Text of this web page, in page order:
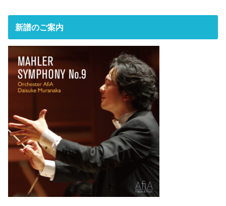
新譜のご案内